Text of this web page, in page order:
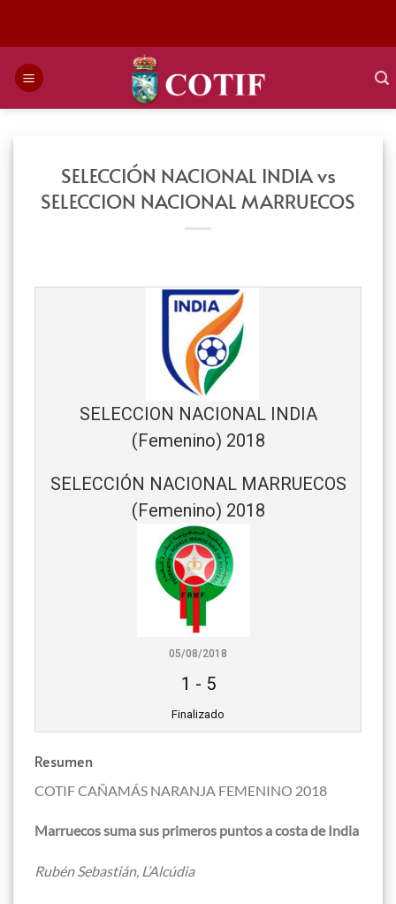
SELECCIÓN NACIONAL INDIA vs
SELECCION NACIONAL MARRUECOS
SELECCION NACIONAL INDIA
(Femenino) 2018
SELECCIÓN NACIONAL MARRUECOS
(Femenino) 2018
05/08/2018
1 - 5
Finalizado
Resumen
COTIF CAÑAMÁS NARANJA FEMENINO 2018
Marruecos suma sus primeros puntos a costa de India
Rubén Sebastián, L’Alcúdia